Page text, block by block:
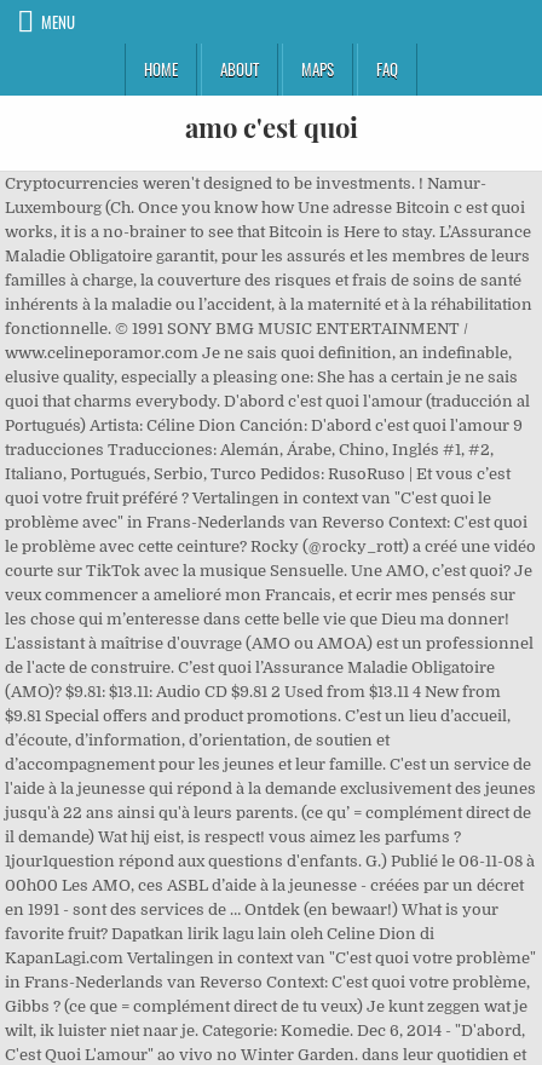
MENU
HOME
ABOUT MAPS FAQ
amo c'est quoi
Cryptocurrencies weren't designed to be investments. ! Namur-
Luxembourg (Ch. Once you know how Une adresse Bitcoin c est quoi
works, it is a no-brainer to see that Bitcoin is Here to stay. L’Assurance
Maladie Obligatoire garantit, pour les assurés et les membres de leurs
familles à charge, la couverture des risques et frais de soins de santé
inhérents à la maladie ou l’accident, à la maternité et à la réhabilitation
fonctionnelle. © 1991 SONY BMG MUSIC ENTERTAINMENT /
www.celineporamor.com Je ne sais quoi definition, an indefinable,
elusive quality, especially a pleasing one: She has a certain je ne sais
quoi that charms everybody. D'abord c'est quoi l'amour (traducción al
Portugués) Artista: Céline Dion Canción: D'abord c'est quoi l'amour 9
traducciones Traducciones: Alemán, Árabe, Chino, Inglés #1, #2,
Italiano, Portugués, Serbio, Turco Pedidos: RusoRuso | Et vous c’est
quoi votre fruit préféré ? Vertalingen in context van "C'est quoi le
problème avec" in Frans-Nederlands van Reverso Context: C'est quoi
le problème avec cette ceinture? Rocky (@rocky_rott) a créé une vidéo
courte sur TikTok avec la musique Sensuelle. Une AMO, c’est quoi? Je
veux commencer a amelioré mon Francais, et ecrir mes pensés sur
les chose qui m’enteresse dans cette belle vie que Dieu ma donner!
L'assistant à maîtrise d'ouvrage (AMO ou AMOA) est un professionnel
de l'acte de construire. C’est quoi l’Assurance Maladie Obligatoire
(AMO)? $9.81: $13.11: Audio CD $9.81 2 Used from $13.11 4 New from
$9.81 Special offers and product promotions. C’est un lieu d’accueil,
d’écoute, d’information, d’orientation, de soutien et
d’accompagnement pour les jeunes et leur famille. C'est un service de
l'aide à la jeunesse qui répond à la demande exclusivement des jeunes
jusqu'à 22 ans ainsi qu'à leurs parents. (ce qu’ = complément direct de
il demande) Wat hij eist, is respect! vous aimez les parfums ?
1jour1question répond aux questions d'enfants. G.) Publié le 06-11-08 à
00h00 Les AMO, ces ASBL d’aide à la jeunesse - créées par un décret
en 1991 - sont des services de … Ontdek (en bewaar!) What is your
favorite fruit? Dapatkan lirik lagu lain oleh Celine Dion di
KapanLagi.com Vertalingen in context van "C'est quoi votre problème"
in Frans-Nederlands van Reverso Context: C'est quoi votre problème,
Gibbs ? (ce que = complément direct de tu veux) Je kunt zeggen wat je
wilt, ik luister niet naar je. Categorie: Komedie. Dec 6, 2014 - "D'abord,
C'est Quoi L'amour" ao vivo no Winter Garden. dans leur quotidien et